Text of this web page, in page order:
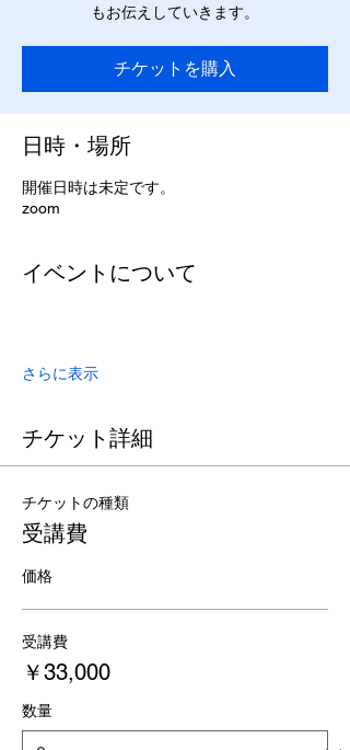
もお伝えしていきます。
チケットを購入
日時・場所
開催日時は未定です。
zoom
イベントについて
さらに表示
チケット詳細
チケットの種類
受講費
価格
受講費
￥33,000
数量